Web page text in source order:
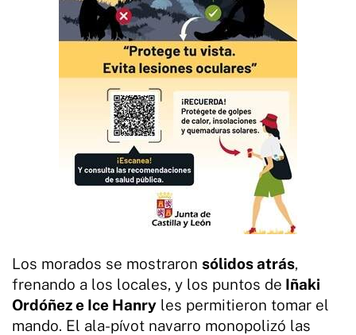
Los morados se mostraron sólidos atrás,
frenando a los locales, y los puntos de Iñaki
Ordóñez e Ice Hanry les permitieron tomar el
mando. El ala-pívot navarro monopolizó las